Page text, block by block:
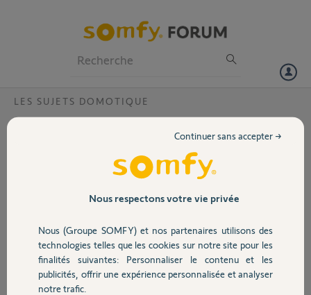
Volet
Sécurité
Domotique
LES SUJETS DOMOTIQUE
Tahoma switch associée à un domicile
Je viens de déménager j'ai bien réussi à associer Tahoma Switch avec
Le problème est pour associer la Tahoma avec un autre iPhone: cela
me demandant de réinitialiser l'accessoire (sauf que j'ai déjà tout
configuré avec les volets et capteurs.)
code pin: 2052-4203-3562
Je vous remercie et vous souhaite une belle journée
Nous respectons votre vie privée
Nous (Groupe SOMFY) et nos partenaires utilisons des
technologies telles que les cookies sur notre site pour les
finalités suivantes: Personnaliser le contenu et les
publicités, offrir une expérience personnalisée et analyser
notre trafic.
Continuer sans accepter →